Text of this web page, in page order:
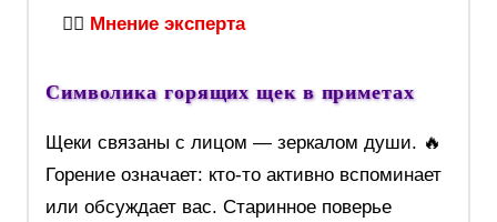
🧙‍♀️ Мнение эксперта
Символика горящих щек в приметах
Щеки связаны с лицом — зеркалом души. 🔥
Горение означает: кто-то активно вспоминает
или обсуждает вас. Старинное поверье